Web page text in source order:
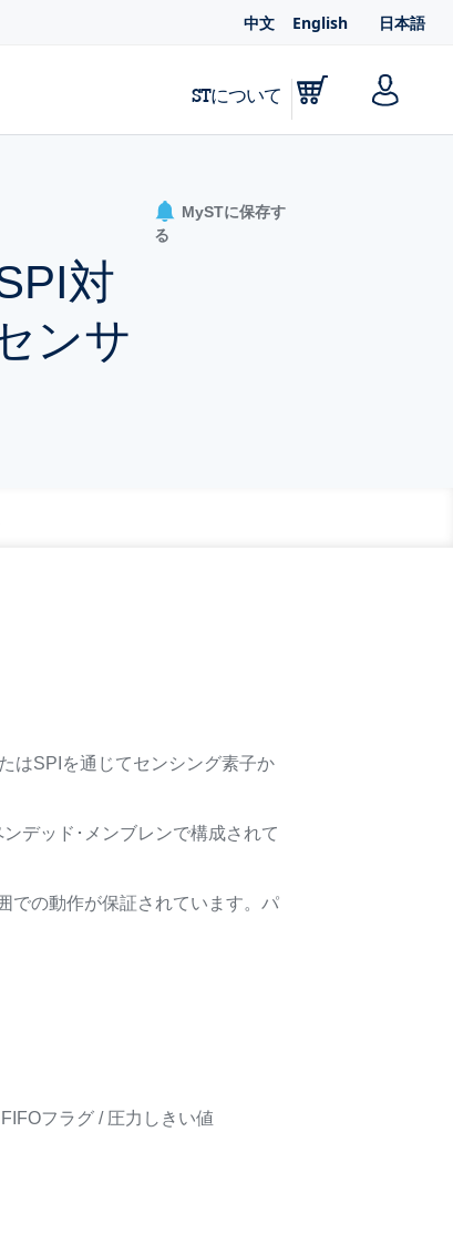
中文 English 日本語
STについて
対
ンサ
MySTに保存す
る
はSPIを通じてセンシング素子か
デッド･メンブレンで構成されて
での動作が保証されています。パ
フラグ / 圧力しきい値